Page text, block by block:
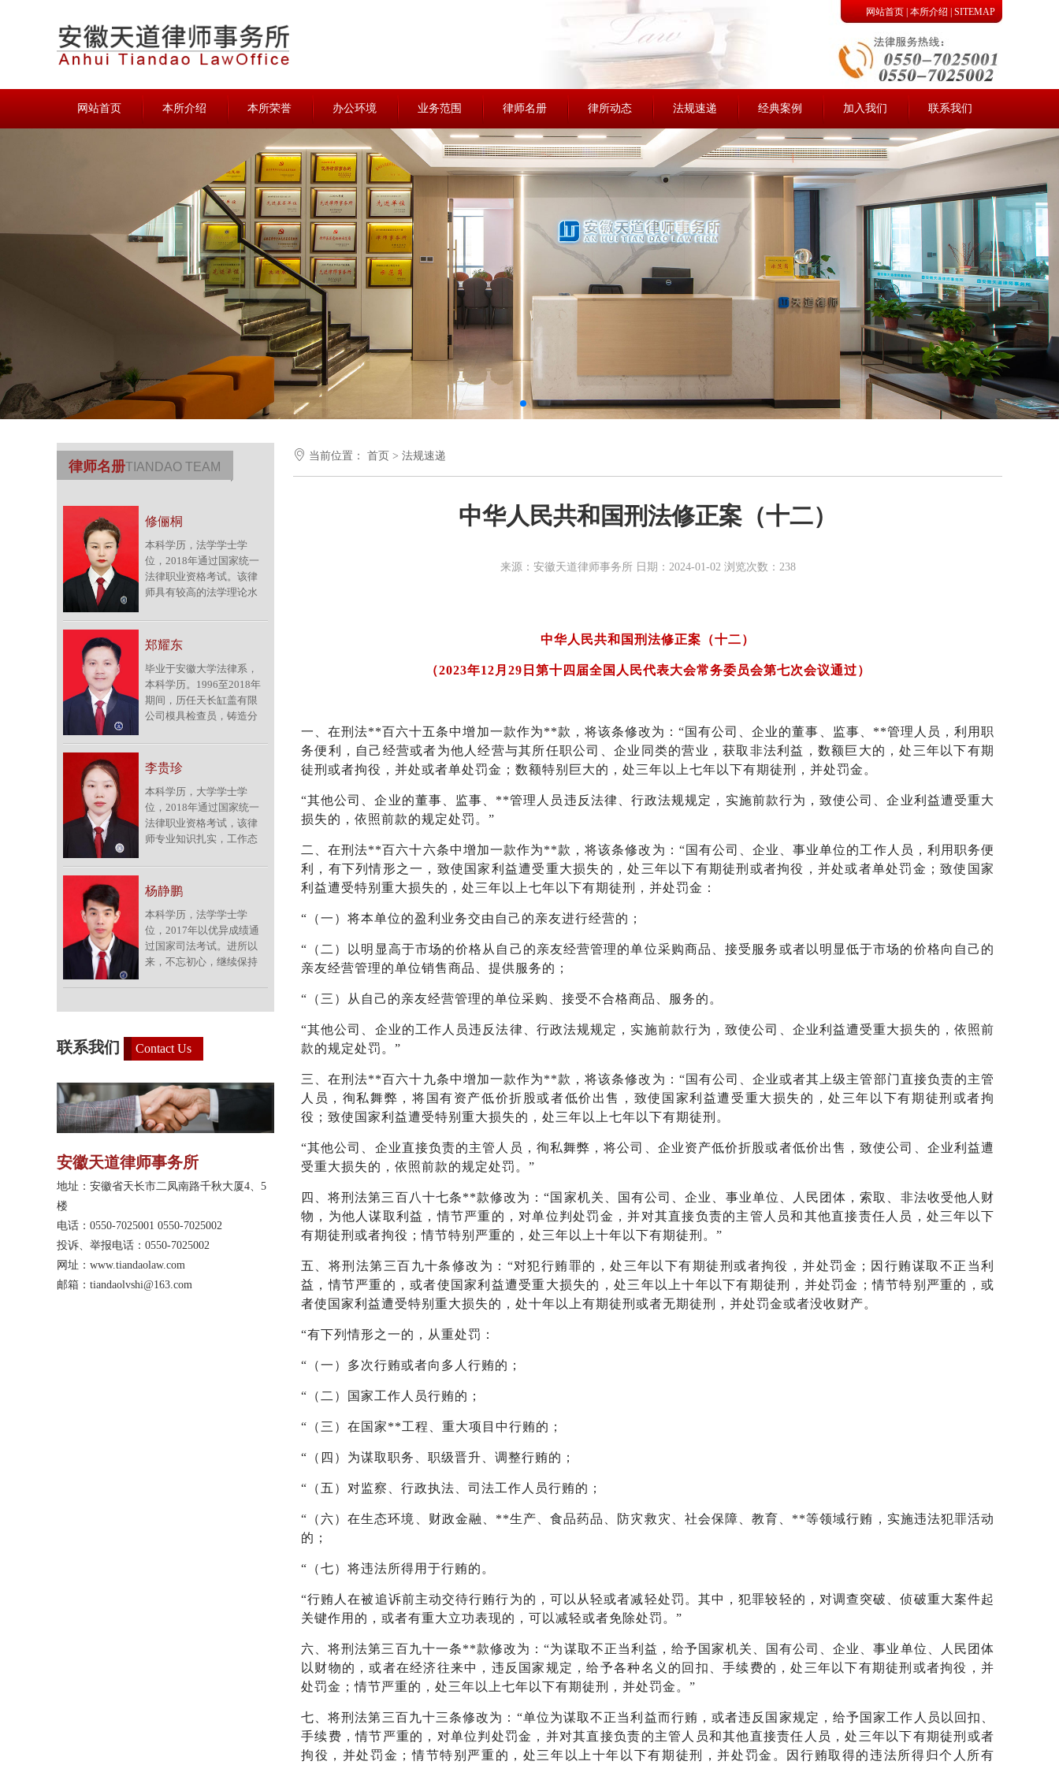
网站首页 本所介绍 SITEMAP
网站首页 本所介绍 本所荣誉 办公环境 业务范围 律师名册 律所动态 法规速递 经典案例 加入我们 联系我们
律师名册TIANDAO TEAM
修俪桐
本科学历，法学学士学
位，2018年通过国家统一
法律职业资格考试。该律
师具有较高的法学理论水
市知名企业从事多年的法
务工作，期间积累了较为
验。擅长办理买卖合同纠
纷、海事纠纷、劳动争议
仲裁及诉讼纠纷、婚姻家
庭及遗产继承纠纷等，该
电话：15705506007。<br
郑耀东
毕业于安徽大学法律系，
本科学历。1996至2018年
期间，历任天长缸盖有限
公司模具检查员，铸造分
备分厂厂长等职。2018年
以优异成绩通过了首届国
试。该律师勤奋好学，法
学理论功底深厚，工作认
真踏实，严谨细致，思维
缜密。加入天道律师团队
商事法律业务，协助指导
案件，尤其在各类合同、
交通事故、民间借贷、劳
动争议等案件中，积累了
较为丰富的实务经验和技
李贵珍
本科学历，大学学士学
位，2018年通过国家统一
法律职业资格考试，该律
师专业知识扎实，工作态
加入律师团队以来，除协
助指导老师办理了各类
研究民商事法律实务，尤
其在交通事故、婚姻家
庭、劳动人事等案件中积
累了一定的办案经验和技
电话：15705506652。<br
杨静鹏
本科学历，法学学士学
位，2017年以优异成绩通
过国家司法考试。进所以
来，不忘初心，继续保持
协助办理各类民商事案
件，在交通事故，合同纠
纷、物业管理、劳动人
事、不动产登记纠纷、不
正当竞争纠纷、保险纠
纷、票据纠纷、公示催告
积累了一定的办案经验和
技巧。电话：
联系我们 Contact Us
安徽天道律师事务所
地址：安徽省天长市二凤南路千秋大厦4、5
楼
电话：0550-7025001 0550-7025002
投诉、举报电话：0550-7025002
网址： www.tiandaolaw.com
邮箱：tiandaolvshi@163.com
 当前位置： 首页 > 法规速递
中华人民共和国刑法修正案（十二）
来源：安徽天道律师事务所 日期：2024-01-02 浏览次数：238
中华人民共和国刑法修正案（十二）
（2023年12月29日 第十四届全国人民代表大会常务委员会第七次会议通过）
一、在刑法**百六十五条中增加一款作为**款，将该条修改为：“国有公司、企业的董事、监事、**管理人员，利用职
务便利，自己经营或者为他人经营与其所任职公司、企业同类的营业，获取非法利益，数额巨大的，处三年以下有期
徒刑或者拘役，并处或者单处罚金；数额特别巨大的，处三年以上七年以下有期徒刑，并处罚金。
“其他公司、企业的董事、监事、**管理人员违反法律、行政法规规定，实施前款行为，致使公司、企业利益遭受重大
损失的，依照前款的规定处罚。”
二、在刑法**百六十六条中增加一款作为**款，将该条修改为：“国有公司、企业、事业单位的工作人员，利用职务便
利，有下列情形之一，致使国家利益遭受重大损失的，处三年以下有期徒刑或者拘役，并处或者单处罚金；致使国家
利益遭受特别重大损失的，处三年以上七年以下有期徒刑，并处罚金：
“（一）将本单位的盈利业务交由自己的亲友进行经营的；
“（二）以明显高于市场的价格从自己的亲友经营管理的单位采购商品、接受服务或者以明显低于市场的价格向自己的
亲友经营管理的单位销售商品、提供服务的；
“（三）从自己的亲友经营管理的单位采购、接受不合格商品、服务的。
“其他公司、企业的工作人员违反法律、行政法规规定，实施前款行为，致使公司、企业利益遭受重大损失的，依照前
款的规定处罚。”
三、在刑法**百六十九条中增加一款作为**款，将该条修改为：“国有公司、企业或者其上级主管部门直接负责的主管
人员，徇私舞弊，将国有资产低价折股或者低价出售，致使国家利益遭受重大损失的，处三年以下有期徒刑或者拘
役；致使国家利益遭受特别重大损失的，处三年以上七年以下有期徒刑。
“其他公司、企业直接负责的主管人员，徇私舞弊，将公司、企业资产低价折股或者低价出售，致使公司、企业利益遭
受重大损失的，依照前款的规定处罚。”
四、将刑法第三百八十七条**款修改为：“国家机关、国有公司、企业、事业单位、人民团体，索取、非法收受他人财
物，为他人谋取利益，情节严重的，对单位判处罚金，并对其直接负责的主管人员和其他直接责任人员，处三年以下
有期徒刑或者拘役；情节特别严重的，处三年以上十年以下有期徒刑。”
五、将刑法第三百九十条修改为：“对犯行贿罪的，处三年以下有期徒刑或者拘役，并处罚金；因行贿谋取不正当利
益，情节严重的，或者使国家利益遭受重大损失的，处三年以上十年以下有期徒刑，并处罚金；情节特别严重的，或
者使国家利益遭受特别重大损失的，处十年以上有期徒刑或者无期徒刑，并处罚金或者没收财产。
“有下列情形之一的，从重处罚：
“（一）多次行贿或者向多人行贿的；
“（二）国家工作人员行贿的；
“（三）在国家**工程、重大项目中行贿的；
“（四）为谋取职务、职级晋升、调整行贿的；
“（五）对监察、行政执法、司法工作人员行贿的；
“（六）在生态环境、财政金融、**生产、食品药品、防灾救灾、社会保障、教育、**等领域行贿，实施违法犯罪活动
的；
“（七）将违法所得用于行贿的。
“行贿人在被追诉前主动交待行贿行为的，可以从轻或者减轻处罚。其中，犯罪较轻的，对调查突破、侦破重大案件起
关键作用的，或者有重大立功表现的，可以减轻或者免除处罚。”
六、将刑法第三百九十一条**款修改为：“为谋取不正当利益，给予国家机关、国有公司、企业、事业单位、人民团体
以财物的，或者在经济往来中，违反国家规定，给予各种名义的回扣、手续费的，处三年以下有期徒刑或者拘役，并
处罚金；情节严重的，处三年以上七年以下有期徒刑，并处罚金。”
七、将刑法第三百九十三条修改为：“单位为谋取不正当利益而行贿，或者违反国家规定，给予国家工作人员以回扣、
手续费，情节严重的，对单位判处罚金，并对其直接负责的主管人员和其他直接责任人员，处三年以下有期徒刑或者
拘役，并处罚金；情节特别严重的，处三年以上十年以下有期徒刑，并处罚金。因行贿取得的违法所得归个人所有